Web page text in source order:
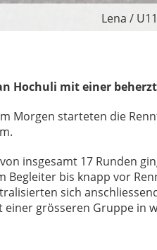
Lena / U11
Hochuli mit einer
Morgen starteten die
insgesamt 17 Runden
Begleiter bis knapp vor
sich
grösseren Gruppe in